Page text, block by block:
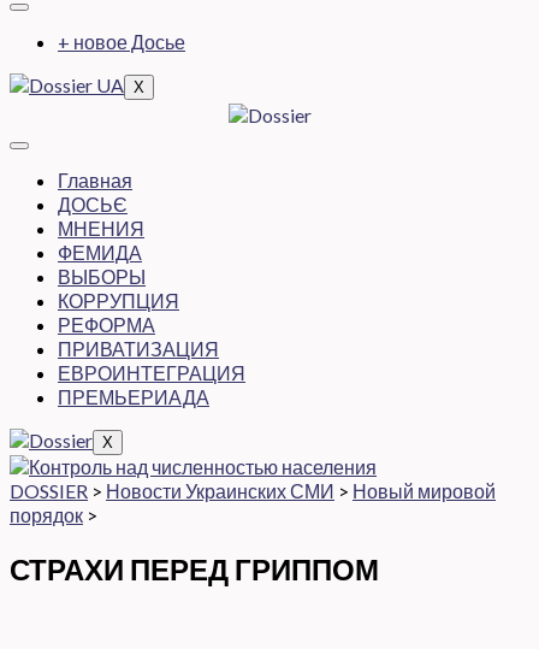
+ новое Досье
X
Главная
ДОСЬЄ
МНЕНИЯ
ФЕМИДА
ВЫБОРЫ
КОРРУПЦИЯ
РЕФОРМА
ПРИВАТИЗАЦИЯ
ЕВРОИНТЕГРАЦИЯ
ПРЕМЬЕРИАДА
X
DOSSIER > Новости Украинских СМИ > Новый мировой
порядок >
СТРАХИ ПЕРЕД ГРИППОМ